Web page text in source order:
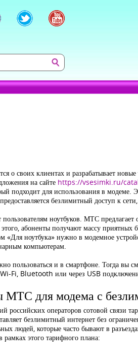
о своих клиентах и разрабатывает
на сайте https://vsesimki.ru/
подходит для использования в модеме.
безлимитный доступ к
пользователям ноутбуков. МТС
абоненты получают массу приятных
«Для ноутбука» нужно в модемное
компьютерам.
пользоваться и в смартфоне. Тогда вы
Fi, Bluetooth или через USB
для модема с
российских операторов сотовой связи
безлимитный интернет без
людей, которые часто бывают в
рамках этого тарифного плана: